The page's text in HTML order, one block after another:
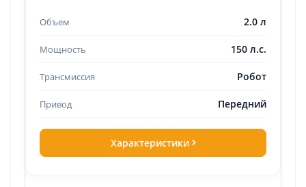
2.0 л
150 л.с.
Робот
Передний
Характеристики